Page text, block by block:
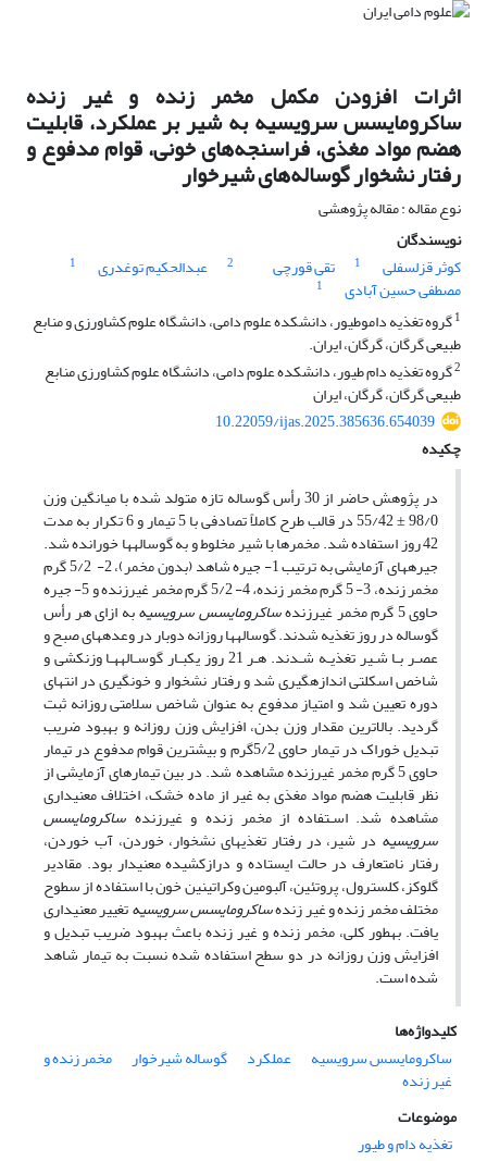
اثرات افزودن مکمل مخمر زنده و غیر زنده
ساکرومایسس سرویسیه به شیر بر عملکرد، قابلیت
هضم مواد مغذی، فراسنجه‌های خونی، قوام مدفوع و
رفتار نشخوار گوساله‌های شیرخوار
نوع مقاله : مقاله پژوهشی
نویسندگان
کوثر قزلسفلی
1 تقی قورچی 2 عبدالحکیم توغدری 1
مصطفی حسین آبادی
1
1گروه تغذیه دام‏و‏طیور، دانشکده علوم دامی، دانشگاه علوم کشاورزی و منابع
طبیعی گرگان، گرگان، ایران.
2گروه تغذیه دام طیور، دانشکده علوم دامی، دانشگاه علوم کشاورزی منابع
طبیعی گرگان، گرگان، ایران
10.22059/ijas.2025.385636.654039
چکیده
در پژوهش حاضر از 30 رأس گوساله تازه متولد شده با میانگین وزن
98/0 ± 55/42 در قالب طرح کاملاً تصادفی با 5 تیمار و 6 تکرار به مدت
42 روز استفاده شد. مخمرها با شیر مخلوط و به گوساله‏ها خورانده شد.
جیره‏های آزمایشی به ترتیب 1- جیره شاهد (بدون مخمر)، 2- 5/2 گرم
مخمر زنده، 3- 5 گرم مخمر زنده ، و 5- جیره
حاوی 5 گرم مخمر غیرزنده ساکرومایسس سرویسیهبه ازای هر رأس
گوساله در روز تغذیه شدند. گوساله‏ها روزانه دوبار در وعده‏های صبح و
عصـر بـا شـیر تغذیـه شـدند. هـر 21 روز یک‏بـار گوسـاله‏هـا وزن‏کشی و
شاخص اسکلتی اندازه‏گیری شد و رفتار نشخوار و خون­گیری در انتهای
دوره تعیین شد و امتیاز مدفوع به عنوان شاخص سلامتی روزانه ثبت
گردید. بالاترین مقدار وزن بدن، افزایش وزن روزانه و بهبود ضریب
تبدیل خوراک در تیمار حاوی 5/2گرم و بیشترین قوام مدفوع در تیمار
حاوی 5 گرم مخمر غیرزنده مشاهده شد. در بین تیمارهای آزمایشی از
نظر قابلیت هضم مواد مغذی به غیر از ماده خشک، اختلاف معنی‏داری
مشاهده شد. اسـتفاده از مخمر زنده و غیرزنده ساکرومایسس
سرویسیه در شیر، در رفتار تغذیه‏ای نشخوار، خوردن، آب خوردن،
رفتار نامتعارف در حالت ایستاده و درازکشیده معنی‏دار بود. مقادیر
گلوکز، کلسترول، پروتئین، آلبومین وکراتینین خون با استفاده از سطوح
مختلف مخمر زنده و غیر زندهساکرومایسس سرویسیهتغییر معنی‏داری
یافت. به‏طور کلی،مخمر زنده و غیر زنده باعث بهبود ضریب تبدیل و
افزایش وزن روزانه در دو سطح استفاده شده نسبت به تیمار شاهد
شده است.
کلیدواژه‌ها
ساکرومایسس سرویسیه
عملکرد گوساله شیرخوار مخمر زنده و
غیر زنده
موضوعات
تغذیه دام و طیور